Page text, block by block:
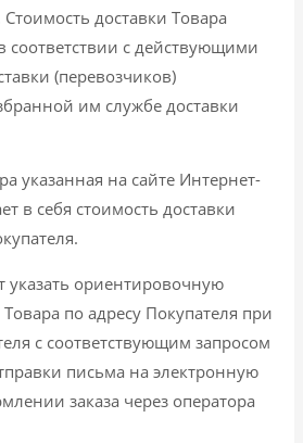
доставки Товара
соответствии с действующими
(перевозчиков)
им службе доставки
указанная на сайте Интернет-
в себя стоимость доставки
указать ориентировочную
по адресу Покупателя при
с соответствующим запросом
письма на электронную
заказа через оператора